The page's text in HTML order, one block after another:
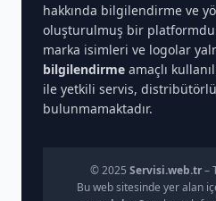
hakkında bilgilendirme ve
oluşturulmuş bir
marka isimleri ve logolar
bilgilendirme amaçlı
ile yetkili servis,
bulunmamaktadır.
© 2025 Servisi.web.tr–
Bu web sitesinde yer alan